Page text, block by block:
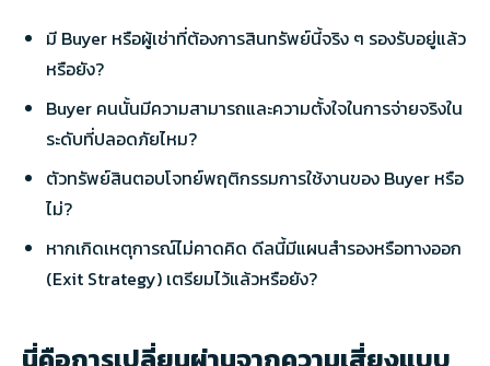
มี Buyer หรือผู้เช่าที่ต้องการสินทรัพย์นี้จริง ๆ รองรับอยู่แล้ว
หรือยัง?
Buyer คนนั้นมีความสามารถและความตั้งใจในการจ่ายจริงใน
ระดับที่ปลอดภัยไหม?
ตัวทรัพย์สินตอบโจทย์พฤติกรรมการใช้งานของ Buyer หรือ
ไม่?
หากเกิดเหตุการณ์ไม่คาดคิด ดีลนี้มีแผนสำรองหรือทางออก
(Exit Strategy) เตรียมไว้แล้วหรือยัง?